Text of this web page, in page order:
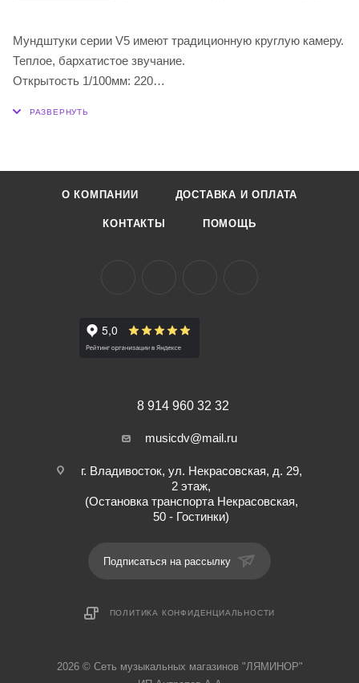
Мундштуки серии V5 имеют традиционную круглую камеру.
Теплое, бархатистое звучание.
Открытость 1/100мм: 220
О КОМПАНИИ ДОСТАВКА И ОПЛАТА
КОНТАКТЫ ПОМОЩЬ
8 914 960 32 32
musicdv@mail.ru
г. Владивосток, ул. Некрасовская, д. 29,
2 этаж,
(Остановка транспорта Некрасовская,
50 - Гостинки)
Подписаться на рассылку
ПОЛИТИКА КОНФИДЕНЦИАЛЬНОСТИ
2026 © Cеть музыкальных магазинов "ЛЯМИНОР"